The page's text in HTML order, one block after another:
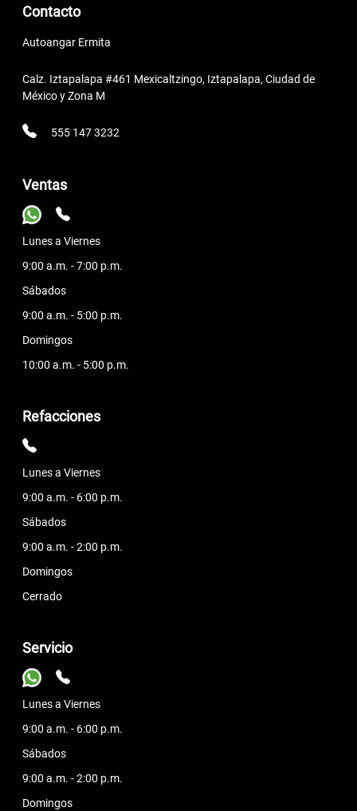
Contacto
Autoangar Ermita
Calz. Iztapalapa #461 Mexicaltzingo, Iztapalapa, Ciudad de
México y Zona M
555 147 3232
Ventas
Lunes a Viernes
9:00 a.m. - 7:00 p.m.
Sábados
9:00 a.m. - 5:00 p.m.
Domingos
10:00 a.m. - 5:00 p.m.
Refacciones
Lunes a Viernes
9:00 a.m. - 6:00 p.m.
Sábados
9:00 a.m. - 2:00 p.m.
Domingos
Cerrado
Servicio
Lunes a Viernes
9:00 a.m. - 6:00 p.m.
Sábados
9:00 a.m. - 2:00 p.m.
Domingos